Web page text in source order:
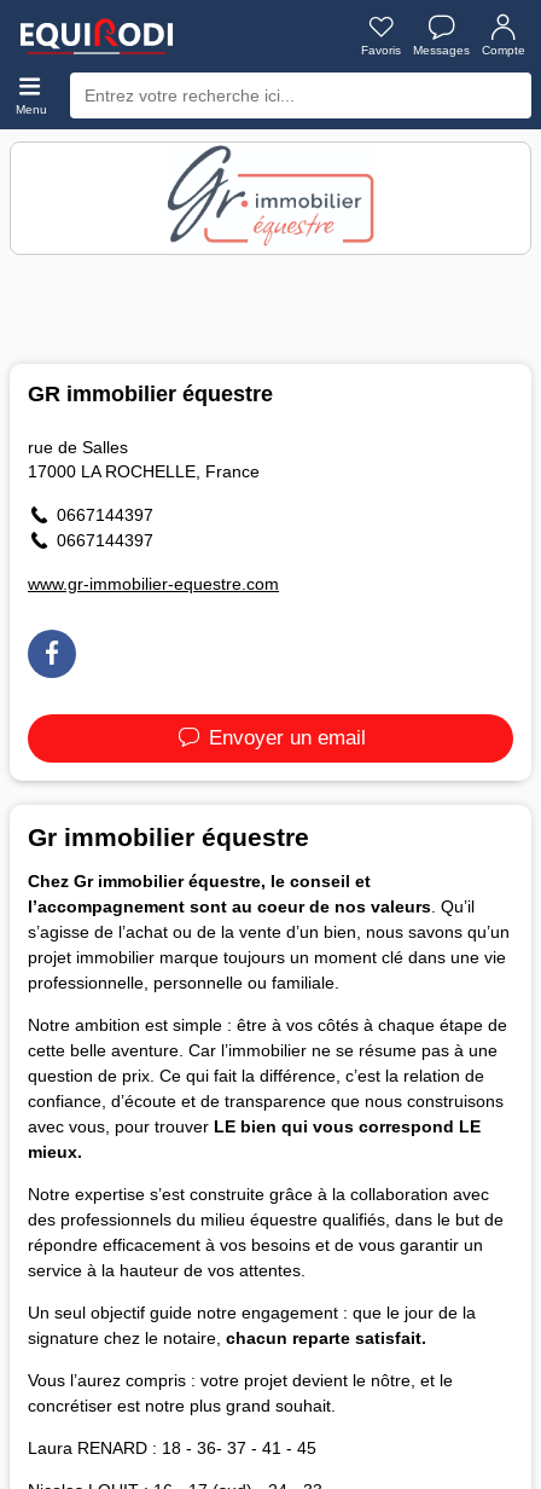
Favoris Messages Compte
Menu
GR immobilier équestre
rue de Salles
17000 LA ROCHELLE, France
0667144397
0667144397
www.gr-immobilier-equestre.com
Envoyer un email
Gr immobilier équestre
Chez Gr immobilier équestre, le conseil et
l’accompagnement sont au coeur de nos valeurs . Qu’il
s’agisse de l’achat ou de la vente d’un bien, nous savons qu’un
projet immobilier marque toujours un moment clé dans une vie
professionnelle, personnelle ou familiale.
Notre ambition est simple : être à vos côtés à chaque étape de
cette belle aventure. Car l’immobilier ne se résume pas à une
question de prix. Ce qui fait la différence, c’est la relation de
confiance, d’écoute et de transparence que nous construisons
avec vous, pour trouver LE bien qui vous correspond LE
mieux.
Notre expertise s’est construite grâce à la collaboration avec
des professionnels du milieu équestre qualifiés, dans le but de
répondre efficacement à vos besoins et de vous garantir un
service à la hauteur de vos attentes.
Un seul objectif guide notre engagement : que le jour de la
signature chez le notaire, chacun reparte satisfait.
Vous l’aurez compris : votre projet devient le nôtre, et le
concrétiser est notre plus grand souhait.
Laura RENARD : 18 - 36- 37 - 41 - 45